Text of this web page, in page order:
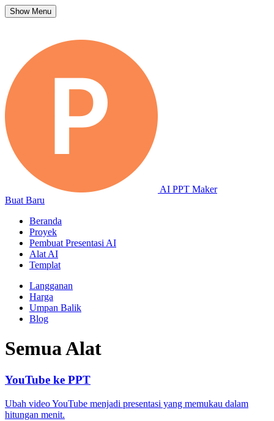
Show Menu
AI PPT Maker
Buat Baru
Beranda
Proyek
Pembuat Presentasi AI
Alat AI
Templat
Langganan
Harga
Umpan Balik
Blog
Semua Alat
YouTube ke PPT
Ubah video YouTube menjadi presentasi yang memukau dalam
hitungan menit.